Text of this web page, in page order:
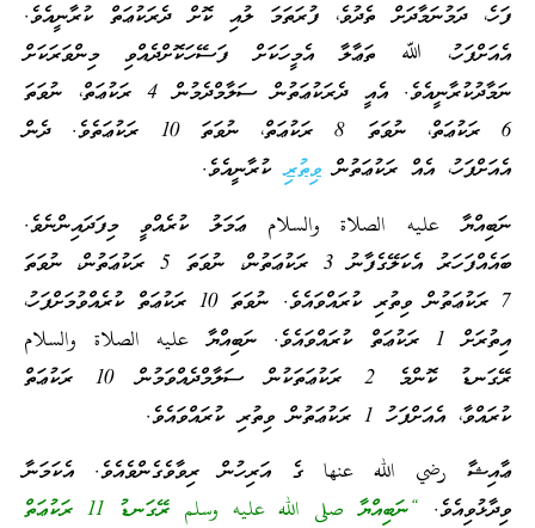
ފަހެ، ދަމުނަމާދަށް ތެދުވެ، ފުރަތަމަ ލުއި ކޮށް ދެރަކުޢަތް ކުރާނީއެވެ.
އެއަށްފަހު، ﷲ ތަޢާލާ އެމީހަކަށް ފަސޭހަކޮށްދެއްވި މިންވަރަކަށް
ނަމާދުކުރާނީއެވެ. އެއީ ދެރަކުޢަތުން ސަލާމްދެމުން 4 ރަކުޢަތް، ނުވަތަ
6 ރަކުޢަތް، ނުވަތަ 8 ރަކުޢަތް، ނުވަތަ 10 ރަކުޢަތެވެ. ދެން
އެއަށްފަހު، އެއް ރަކުޢަތުން ވިތުރިކުރާނީއެވެ.
ނަބިއްޔާ عليه الصلاة والسلام ޢަމަލު ކުރެއްވީ މިފަދައިންނެވެ.
ބައެއްފަހަރު އެކަލޭގެފާނު 3 ރަކުޢަތުން، ނުވަތަ 5 ރަކުޢަތުން، ނުވަތަ
7 ރަކުޢަތުން ވިތުރި ކުރައްވައެވެ. ނުވަތަ 10 ރަކުޢަތް ކުރެއްވުމަށްފަހު،
އިތުރަށް 1 ރަކުޢަތް ކުރައްވައެވެ. ނަބިއްޔާ عليه الصلاة والسلام
ރޭގަނޑު ކޮންމެ 2 ރަކުޢަތަކުން ސަލާމްދެއްވަމުން 10 ރަކުޢަތް
ކުރައްވާ، އެއަށްފަހު 1 ރަކުޢަތުން ވިތުރި ކުރައްވައެވެ.
ޢާއިޝާ رضي الله عنها ގެ އަރިހުން ރިވާވެގެންވެއެވެ. އެކަމަނާ
ވިދާޅުވިއެވެ.
“ނަބިއްޔާ صلى الله عليه وسلم ރޭގަނޑު 11 ރަކުޢަތް